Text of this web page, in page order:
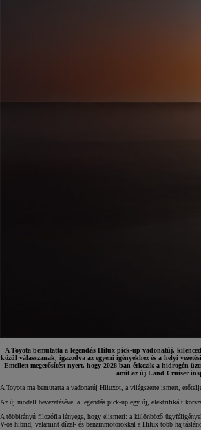
Yaris Cross
HYBRID
A Toyota bemutatta a legendás Hilux pick-up vadonatúj,
közül válasszanak, igazodva az egyéni igényekhez és a helyi
Emellett megerősítést nyert, hogy 2028-ban érkezik a hidrogén
amit az új Land Cruiser
A Toyota ma bemutatta a vadonatúj Hiluxot, a világszerte ismert,
Az új modell bevezetésével a legendás pick-up egy új, elektrifikált
A többirányú filozófia lényege, hogy elismeri: a különböző
V-os hibrid, valamint dízel- és benzinmotorokkal a Hilux több